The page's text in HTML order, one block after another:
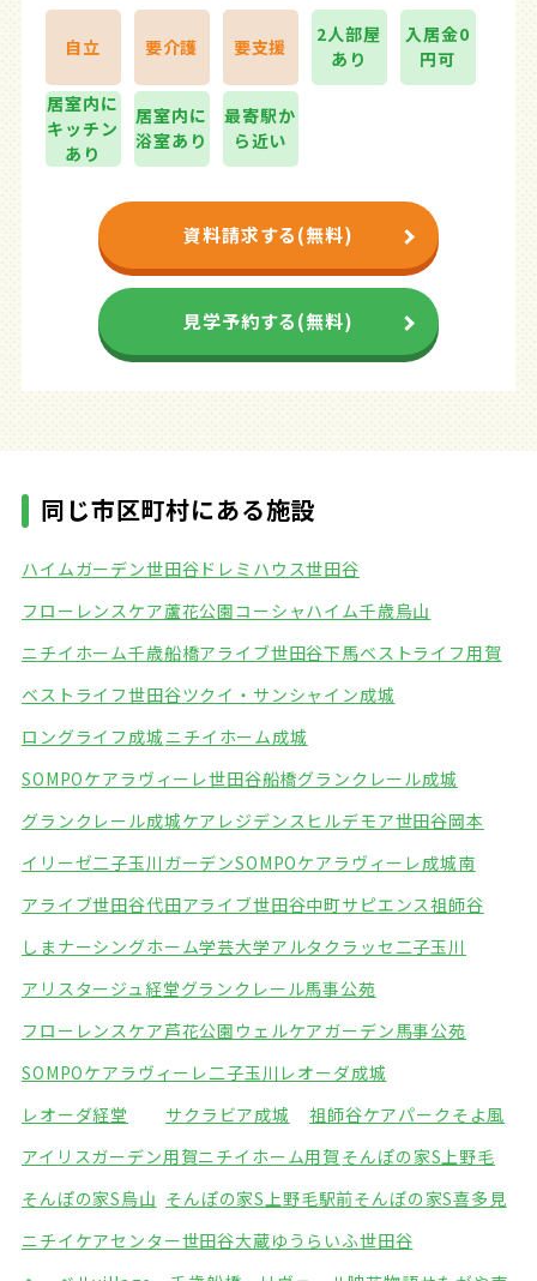
自立 要介護 要支援
2人部屋
あり
入居金0
円可
居室内に
キッチン
あり
居室内に
浴室あり
最寄駅か
ら近い
資料請求する(無料)
見学予約する(無料)
同じ市区町村にある施設
ハイムガーデン世田谷 ドレミハウス世田谷
フローレンスケア蘆花公園コーシャハイム千歳烏山
ニチイホーム千歳船橋アライブ世田谷下馬ベストライフ用賀
ベストライフ世田谷ツクイ・サンシャイン成城
ロングライフ成城 ニチイホーム成城
SOMPOケアラヴィーレ世田谷船橋グランクレール成城
グランクレール成城ケアレジデンス ヒルデモア世田谷岡本
イリーゼ二子玉川ガーデンSOMPOケアラヴィーレ成城南
アライブ世田谷代田アライブ世田谷中町サピエンス祖師谷
しまナーシングホーム学芸大学アルタクラッセ二子玉川
アリスタージュ経堂グランクレール馬事公苑
フローレンスケア芦花公園 ウェルケアガーデン馬事公苑
SOMPOケアラヴィーレ二子玉川 レオーダ成城
レオーダ経堂
サクラビア成城
祖師谷ケアパークそよ風
アイリスガーデン用賀ニチイホーム用賀 そんぽの家S上野毛
そんぽの家S烏山 そんぽの家S上野毛駅前そんぽの家S喜多見
ニチイケアセンター世田谷大蔵ゆうらいふ世田谷